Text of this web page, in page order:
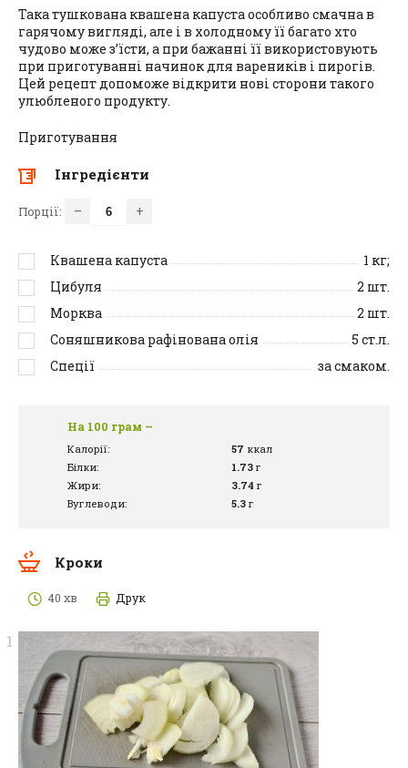
Така тушкована квашена капуста особливо смачна в
гарячому вигляді, але і в холодному її багато хто
чудово може з’їсти, а при бажанні її використовують
при приготуванні начинок для вареників і пирогів.
Цей рецепт допоможе відкрити нові сторони такого
улюбленого продукту.
Приготування
Інгредієнти
Порції: – +
Квашена капуста 1 кг;
Цибуля
2 шт.
Морква
2 шт.
Соняшникова рафінована олія
5 ст.л.
Спеції
за смаком.
На 100 грам –
Калорії: 57 ккал
Білки:
1.73 г
Жири:
3.74 г
Вуглеводи:
5.3 г
Кроки
40 хв Друк